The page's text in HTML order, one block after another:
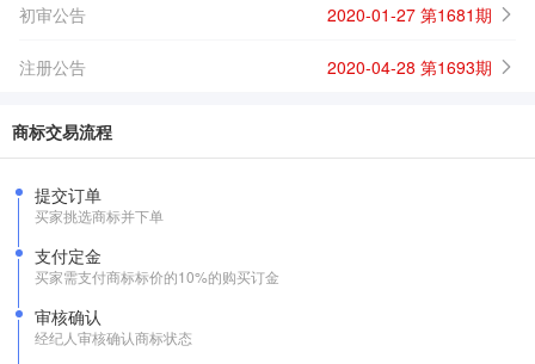
初审公告 2020-01-27 第1681期
注册公告 2020-04-28 第1693期
商标交易流程
提交订单
买家挑选商标并下单
支付定金
买家需支付商标标价的10%的购买订金
审核确认
经纪人审核确认商标状态